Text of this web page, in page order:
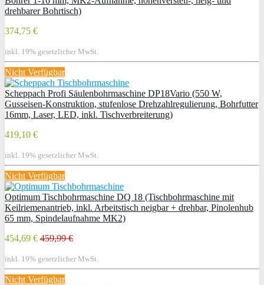
drehbarer Bohrtisch)
374,75 €
inkl. 19% gesetzlicher MwSt.
Nicht Verfügbar
Scheppach Profi Säulenbohrmaschine DP18Vario (550 W,
Gusseisen-Konstruktion, stufenlose Drehzahlregulierung, Bohrfutter
16mm, Laser, LED, inkl. Tischverbreiterung)
419,10 €
inkl. 19% gesetzlicher MwSt.
Nicht Verfügbar
Optimum Tischbohrmaschine DQ 18 (Tischbohrmaschine mit
Keilriemenantrieb, inkl. Arbeitstisch neigbar + drehbar, Pinolenhub
65 mm, Spindelaufnahme MK2)
454,69 € 459,99 €
inkl. 19% gesetzlicher MwSt.
Nicht Verfügbar